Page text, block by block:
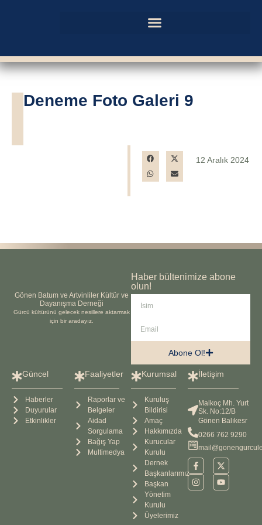
Deneme Foto Galeri 9
12 Aralık 2024
Gönen Batum ve Artvinliler Kültür ve
Dayanışma Derneği
Gürcü kültürünü gelecek nesillere aktarmak
için bir aradayız.
Haber bültenimize abone
olun!
Abone Ol!
Güncel
Haberler
Duyurular
Etkinlikler
Faaliyetler
Raporlar ve
Belgeler
Aidad
Sorgulama
Bağış Yap
Multimedya
Kurumsal
Kuruluş
Bildirisi
Amaç
Hakkımızda
Kurucular
Kurulu
Dernek
Başkanlarımız
Başkan
Yönetim
Kurulu
Üyelerimiz
İletişim
Malkoç Mh. Yurt
Sk. No:12/B
Gönen Balıkesr
0266 762 9290